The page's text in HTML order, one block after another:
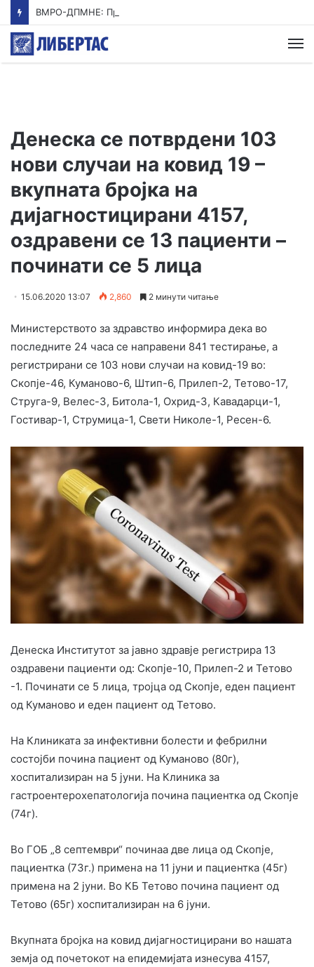
Денеска се потврдени 103
нови случаи на ковид 19 –
вкупната бројка на
дијагностицирани 4157,
оздравени се 13 пациенти –
починати се 5 лица
15.06.2020 13:07 2,860 2 минути читање
Министерството за здравство информира дека во
последните 24 часа се направени 841 тестирање, а
регистрирани се 103 нови случаи на ковид-19 во:
Скопје-46, Куманово-6, Штип-6, Прилеп-2, Тетово-17,
Струга-9, Велес-3, Битола-1, Охрид-3, Кавадарци-1,
Гостивар-1, Струмица-1, Свети Николе-1, Ресен-6.
Денеска Институтот за јавно здравје регистрира 13
оздравени пациенти од: Скопје-10, Прилеп-2 и Тетово
-1. Починати се 5 лица, тројца од Скопје, еден пациент
од Куманово и еден пациент од Тетово.
На Клиниката за инфективни болести и фебрилни
состојби почина пациент од Куманово (80г),
хоспитализиран на 5 јуни. На Клиника за
гастроентерохепатологија почина пациентка од Скопје
(74г).
Во ГОБ „8 септември“ починаа две лица од Скопје,
пациентка (73г.) примена на 11 јуни и пациентка (45г)
примена на 2 јуни. Во КБ Тетово почина пациент од
Тетово (65г) хоспитализиран на 6 јуни.
Вкупната бројка на ковид дијагностицирани во нашата
земја од почетокот на епидемијата изнесува 4157,